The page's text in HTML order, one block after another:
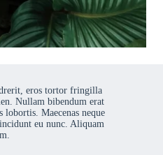
eros tortor fringilla
Nullam bibendum erat
Maecenas neque
eu nunc. Aliquam